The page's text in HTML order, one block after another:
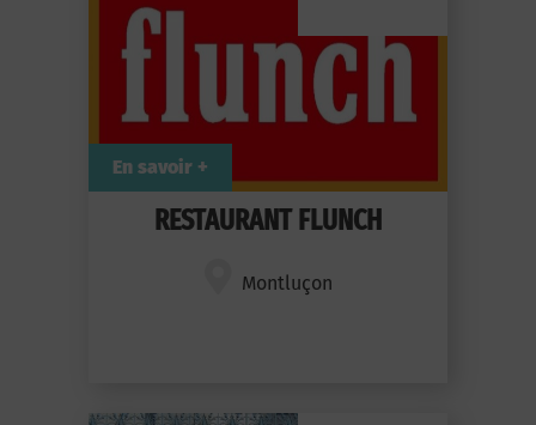
RESTAURANT FLUNCH
Montluçon
En savoir +